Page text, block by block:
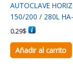
AUTOCLAVE
150/200 / 280L
0.29$
Añadir al carrito